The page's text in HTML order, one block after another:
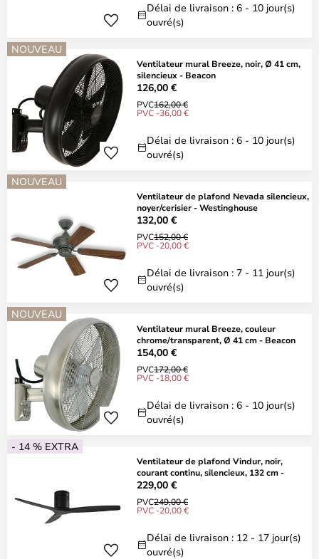
Délai de livraison : 6 - 10 jour(s)
ouvré(s)
NOUVEAU
Ventilateur mural Breeze, noir, Ø 41 cm,
silencieux - Beacon
126,00 €
PVC162,00 €
PVC -36,00 €
Délai de livraison : 6 - 10 jour(s)
ouvré(s)
NOUVEAU
Ventilateur de plafond Nevada silencieux,
noyer/cerisier - Westinghouse
132,00 €
PVC152,00 €
PVC -20,00 €
Délai de livraison : 7 - 11 jour(s)
ouvré(s)
NOUVEAU
Ventilateur mural Breeze, couleur
chrome/transparent, Ø 41 cm - Beacon
154,00 €
PVC172,00 €
PVC -18,00 €
Délai de livraison : 6 - 10 jour(s)
ouvré(s)
- 14 % EXTRA
Ventilateur de plafond Vindur, noir,
courant continu, silencieux, 132 cm -
229,00 €
PVC249,00 €
PVC -20,00 €
Délai de livraison : 12 - 17 jour(s)
ouvré(s)